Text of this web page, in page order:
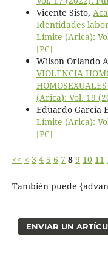
Vicente Sisto,
Identidades
Límite (Arica):
[PC]
Wilson Orlando
VIOLENCIA
(Arica): Vol. 19
Eduardo García
Límite (Arica):
[PC]
<< < 3 4 5 6 7 8 9 10 11
También puede
ENVIAR UN